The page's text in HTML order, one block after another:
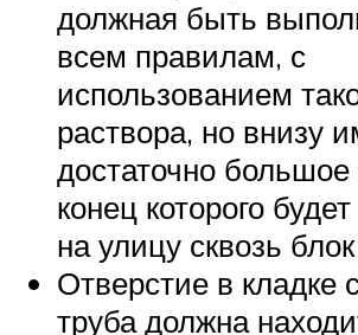
должная быть
всем правилам, с
использованием
раствора, но внизу
достаточно большое
конец которого
на улицу сквозь
Отверстие в кладке
труба должна